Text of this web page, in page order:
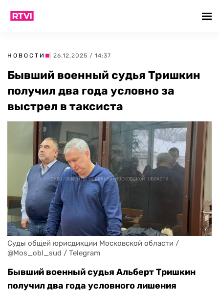
НОВОСТИ | 26.12.2025 / 14:37
Бывший военный судья Тришкин
получил два года условно за
выстрел в таксиста
Суды общей юрисдикции Московской области /
@Mos_obl_sud / Telegram
Бывший военный судья Альберт Тришкин
получил два года условного лишения